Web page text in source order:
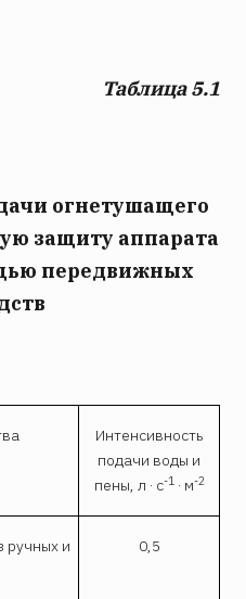
Таблица 5.1
огнетушащего
защиту аппарата
передвижных
Интенсивность
подачи воды и
пены, л · с-1· м-2
ручных и
0,5